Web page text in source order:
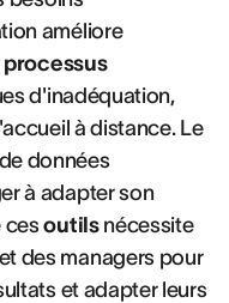
améliore
processus
d'inadéquation,
à distance. Le
données
à adapter son
cesoutilsnécessite
des managers pour
et adapter leurs